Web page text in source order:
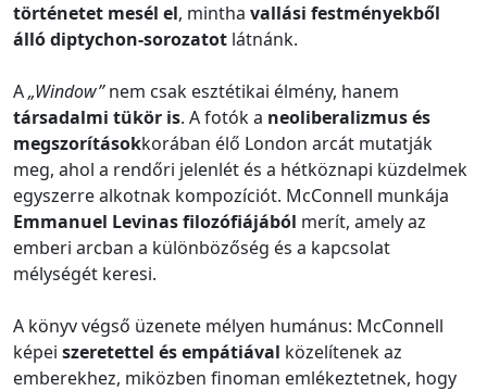
történetet mesél el, mintha vallási festményekből
álló diptychon-sorozatot látnánk.
A„Window”nem csak esztétikai élmény, hanem
társadalmi tükör is. A fotók a neoliberalizmus és
megszorításokkorában élő London arcát mutatják
meg, ahol a rendőri jelenlét és a hétköznapi küzdelmek
egyszerre alkotnak kompozíciót. McConnell munkája
Emmanuel Levinas filozófiájából merít, amely az
emberi arcban a különbözőség és a kapcsolat
mélységét keresi.
A könyv végső üzenete mélyen humánus: McConnell
képei szeretettel és empátiával közelítenek az
emberekhez, miközben finoman emlékeztetnek, hogy